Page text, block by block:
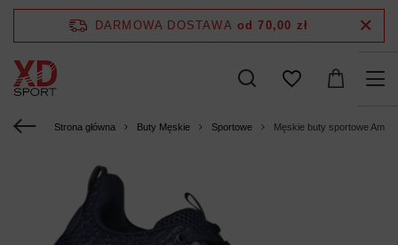
DARMOWA DOSTAWA od 70,00 zł
Strona główna Buty Męskie Sportowe Męskie buty sportowe